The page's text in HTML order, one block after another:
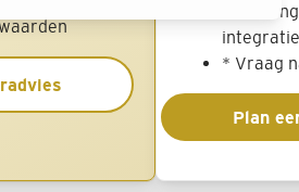
integratie
* Vraag
Plan